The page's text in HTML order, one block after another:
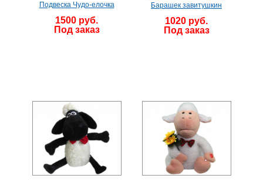
Подвеска Чудо-елочка
1500 руб.
Под заказ
Барашек завитушкин
1020 руб.
Под заказ